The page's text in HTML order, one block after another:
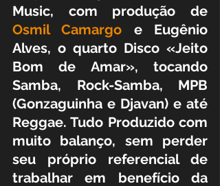
Music, com produção de
Osmil Camargo e Eugênio
Alves, o quarto Disco «Jeito
Bom de Amar», tocando
Samba, Rock-Samba, MPB
(Gonzaguinha e Djavan) e até
Reggae. Tudo Produzido com
muito balanço, sem perder
seu próprio referencial de
trabalhar em benefício da